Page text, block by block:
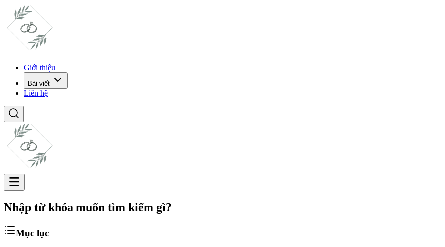
Giới thiệu
Bài viết
Liên hệ
Nhập từ khóa muốn tìm kiếm gì?
Mục lục